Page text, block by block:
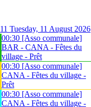
11 Tuesday, 11 August 2026
00:30 [Asso communale]
BAR - CANA - Fêtes du
village - Prêt
00:30 [Asso communale]
CANA - Fêtes du village -
Prêt
00:30 [Asso communale]
CANA - Fêtes du village -